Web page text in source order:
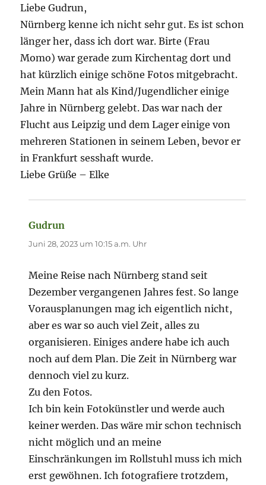
Liebe Gudrun,
Nürnberg kenne ich nicht sehr gut. Es ist schon
länger her, dass ich dort war. Birte (Frau
Momo) war gerade zum Kirchentag dort und
hat kürzlich einige schöne Fotos mitgebracht.
Mein Mann hat als Kind/Jugendlicher einige
Jahre in Nürnberg gelebt. Das war nach der
Flucht aus Leipzig und dem Lager einige von
mehreren Stationen in seinem Leben, bevor er
in Frankfurt sesshaft wurde.
Liebe Grüße – Elke
Gudrun
Juni 28, 2023 um 10:15 a.m. Uhr
Meine Reise nach Nürnberg stand seit
Dezember vergangenen Jahres fest. So lange
Vorausplanungen mag ich eigentlich nicht,
aber es war so auch viel Zeit, alles zu
organisieren. Einiges andere habe ich auch
noch auf dem Plan. Die Zeit in Nürnberg war
dennoch viel zu kurz.
Zu den Fotos.
Ich bin kein Fotokünstler und werde auch
keiner werden. Das wäre mir schon technisch
nicht möglich und an meine
Einschränkungen im Rollstuhl muss ich mich
erst gewöhnen. Ich fotografiere trotzdem,